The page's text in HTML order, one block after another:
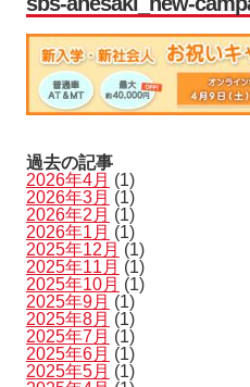
過去の記事
2026年4月 (1)
2026年3月 (1)
2026年2月 (1)
2026年1月 (1)
2025年12月 (1)
2025年11月 (1)
2025年10月 (1)
2025年9月 (1)
2025年8月 (1)
2025年7月 (1)
2025年6月 (1)
2025年5月 (1)